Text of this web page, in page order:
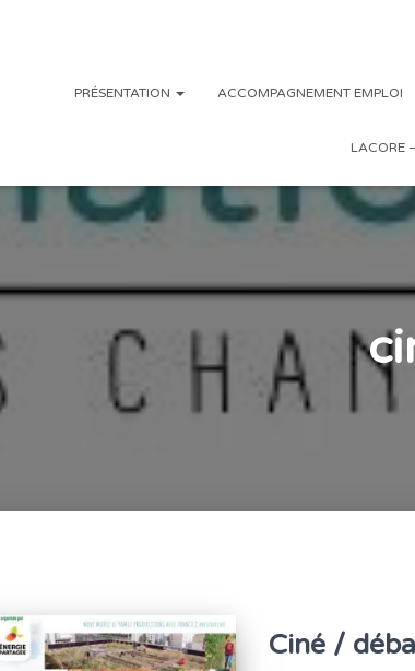
PRÉSENTATION ACCOMPAGNEMENT EMPLOI
LACORE
Ciné /